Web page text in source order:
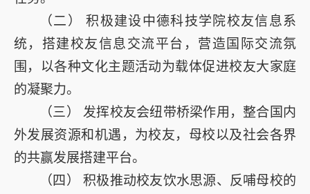
（二）
积极建设中德科技学院校友信息系
统，搭建校友信息交流平台，营造国际交流氛
围，以各种文化主题活动为载体促进校友大家庭
的凝聚力。
（三）
发挥校友会纽带桥梁作用，整合国内
外发展资源和机遇，为校友，母校以及社会各界
的共赢发展搭建平台。
（四）
积极推动校友饮水思源、反哺母校的